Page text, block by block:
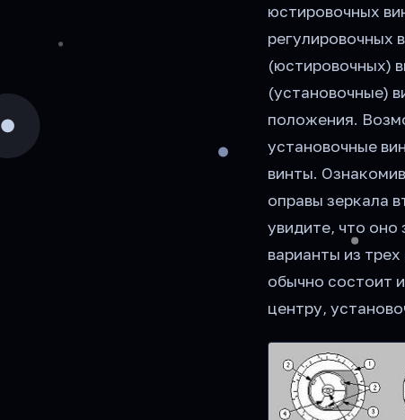
юстировочных
регулировочных
(юстировочных)
(установочные)
положения.
установочные
винты.
оправы зеркала
увидите, что
варианты из
обычно состоит
центру,